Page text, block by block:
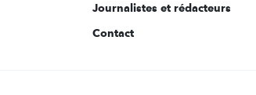
Journalistes et rédacteurs
Contact